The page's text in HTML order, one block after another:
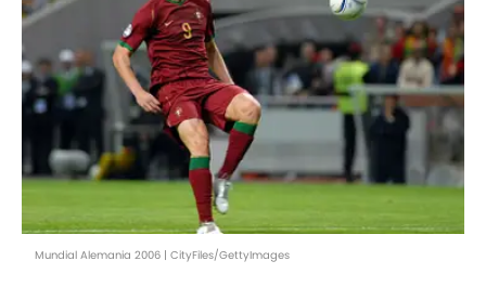
Mundial Alemania 2006 | CityFiles/GettyImages